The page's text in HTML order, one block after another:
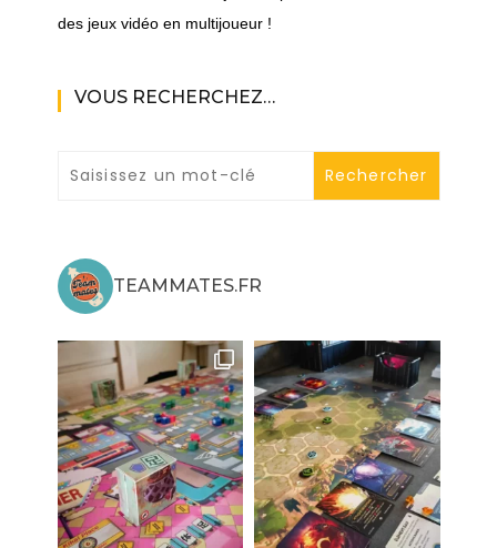
des jeux vidéo en multijoueur !
VOUS RECHERCHEZ…
TEAMMATES.FR